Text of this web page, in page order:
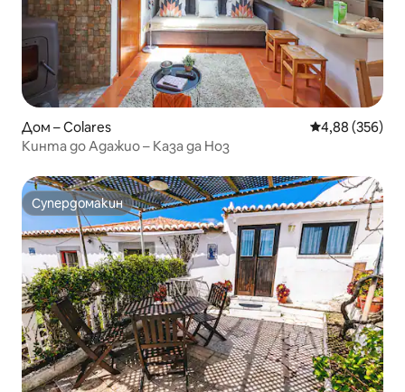
Дом – Colares Средна
4,88 (356)
Кинта до Адажио – Каза да Ноз
Супердомакин
Супердомакин